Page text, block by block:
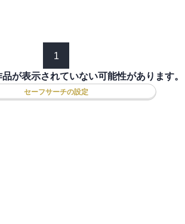
1
が表示されていない可能性があります。
セーフサーチの設定